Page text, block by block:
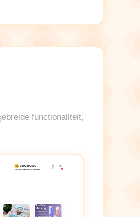
functionaliteit,